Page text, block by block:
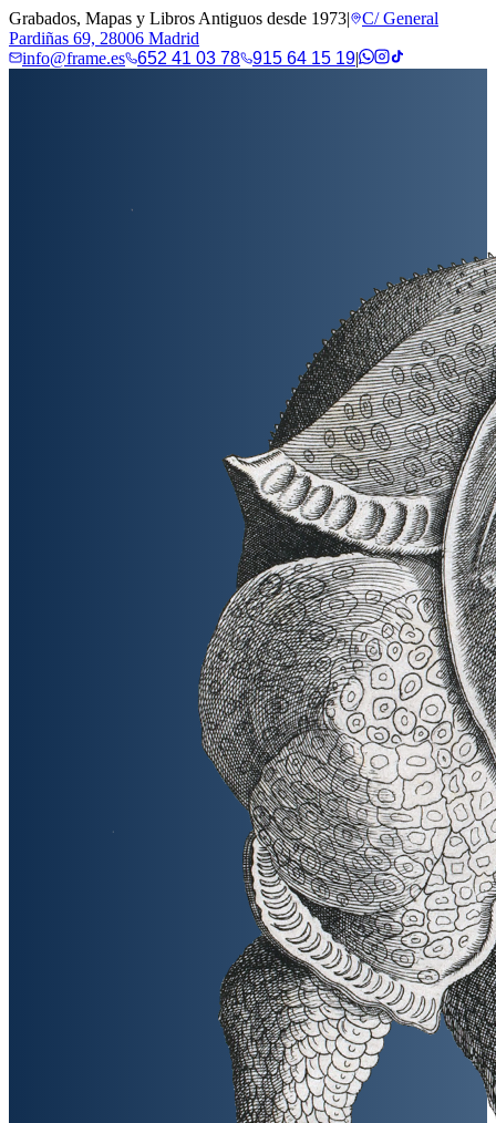
Grabados, Mapas y Libros Antiguos desde 1973|
C/ General
Pardiñas 69, 28006 Madrid
info@frame.es
652 41 03 78 915 64 15 19|